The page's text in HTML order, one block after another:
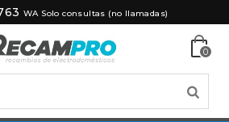
WA Solo consultas (no llamadas)
0